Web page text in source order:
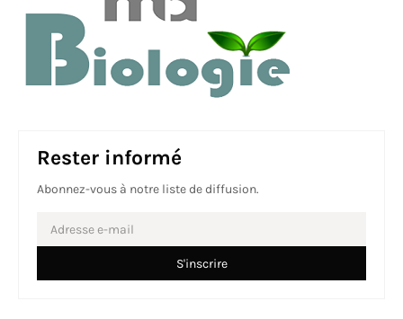
Rester informé
Abonnez-vous à notre liste de diffusion.